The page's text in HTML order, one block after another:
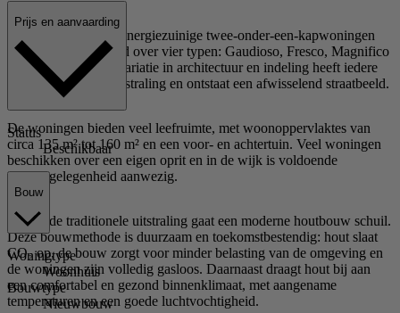
In totaal worden 44 energiezuinige twee-onder-een-kapwoningen
gerealiseerd, verdeeld over vier typen: Gaudioso, Fresco, Magnifico
en Maestoso. Door variatie in architectuur en indeling heeft iedere
woning een eigen uitstraling en ontstaat een afwisselend straatbeeld.
De woningen bieden veel leefruimte, met woonoppervlaktes van
circa 135 m² tot 160 m² en een voor- en achtertuin. Veel woningen
beschikken over een eigen oprit en in de wijk is voldoende
parkeergelegenheid aanwezig.
Achter de traditionele uitstraling gaat een moderne houtbouw schuil.
Deze bouwmethode is duurzaam en toekomstbestendig: hout slaat
CO₂ op, de bouw zorgt voor minder belasting van de omgeving en
de woningen zijn volledig gasloos. Daarnaast draagt hout bij aan
een comfortabel en gezond binnenklimaat, met aangename
temperaturen en een goede luchtvochtigheid.
Prijs en aanvaarding
Status
Beschikbaar
Bouw
Woningtype
Woonhuis
Bouwtype
Nieuwbouw